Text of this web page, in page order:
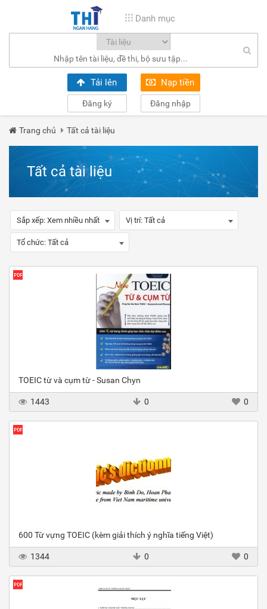
Danh mục
Tải lên Nạp tiền
Đăng ký Đăng nhập
Trang chủ Tất cả tài liệu
Tất cả tài liệu
Sắp xếp: Xem nhiều nhất Vị trí: Tất cả
Tổ chức: Tất cả
TOEIC từ và cụm từ - Susan Chyn
1443 0 0
600 Từ vựng TOEIC (kèm giải thích ý nghĩa tiếng Việt)
1344 0 0